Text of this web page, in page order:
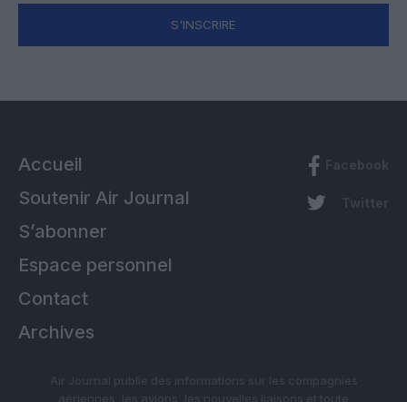
S'INSCRIRE
Accueil
Soutenir Air Journal
S’abonner
Espace personnel
Contact
Archives